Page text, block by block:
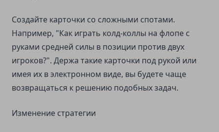
Создайте карточки со сложными спотами.
Например, "Как играть колд-коллы на флопе с
руками средней силы в позиции против двух
игроков?". Держа такие карточки под рукой или
имея их в электронном виде, вы будете чаще
возвращаться к решению подобных задач.
Изменение стратегии